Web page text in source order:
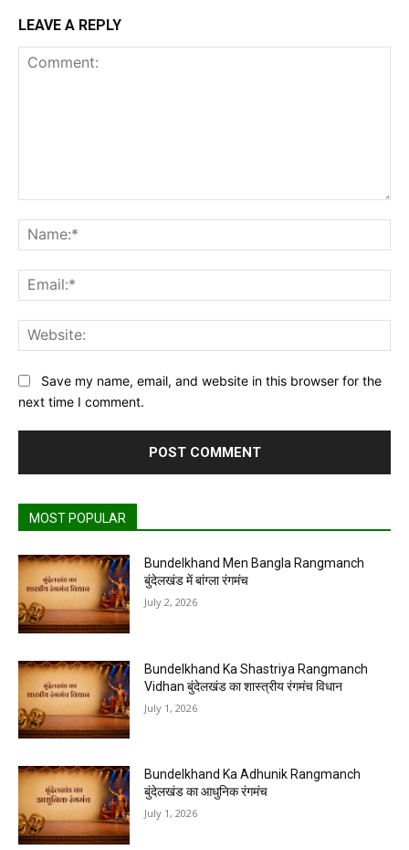
LEAVE A REPLY
Save my name, email, and website in this browser for the
next time I comment.
MOST POPULAR
Bundelkhand Men Bangla Rangmanch
बुंदेलखंड में बांग्ला रंगमंच
July 2, 2026
Bundelkhand Ka Shastriya Rangmanch
Vidhan बुंदेलखंड का शास्त्रीय रंगमंच विधान
July 1, 2026
Bundelkhand Ka Adhunik Rangmanch
बुंदेलखंड का आधुनिक रंगमंच
July 1, 2026